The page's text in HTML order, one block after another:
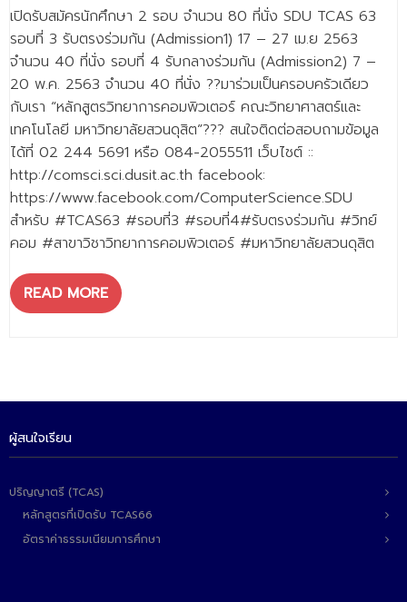
- - อนามัยสิ่งแวดล้อมและสาธารณภัย
- - วิทยาศาสตร์การแพทย์
- - ความมั่นคงปลอดภัยไซเบอร์
- - อุตสาหกรรมชีวภาพเพื่อธุรกิจ
- ศึกษาศาสตรบัณฑิต
- - วิทยาศาสตร์ทั่วไป
- เทคโนโลยีบัณฑิต
ศูนย์บริการ
สหกิจศึกษา
- ข่าวประชาสัมพันธ์
เปิดรับสมัครนักศึกษา 2 รอบ จำนวน 80 ที่นั่ง SDU TCAS 63
รอบที่ 3 รับตรงร่วมกัน (Admission1) 17 – 27 เม.ย 2563
จำนวน 40 ที่นั่ง รอบที่ 4 รับกลางร่วมกัน (Admission2) 7 –
20 พ.ค. 2563 จำนวน 40 ที่นั่ง ??มาร่วมเป็นครอบครัวเดียว
กับเรา “หลักสูตรวิทยาการคอมพิวเตอร์ คณะวิทยาศาสตร์และ
เทคโนโลยี มหาวิทยาลัยสวนดุสิต”??? สนใจติดต่อสอบถามข้อมูล
ได้ที่ 02 244 5691 หรือ 084-2055511 เว็บไชต์ ::
http://comsci.sci.dusit.ac.th facebook:
https://www.facebook.com/ComputerScience.SDU
สำหรับ #TCAS63 #รอบที่3 #รอบที่4#รับตรงร่วมกัน #วิทย์
คอม #สาขาวิชาวิทยาการคอมพิวเตอร์ #มหาวิทยาลัยสวนดุสิต
READ MORE
ผู้สนใจเรียน
ปริญญาตรี (TCAS)
หลักสูตรที่เปิดรับ TCAS66
อัตราค่าธรรมเนียมการศึกษา